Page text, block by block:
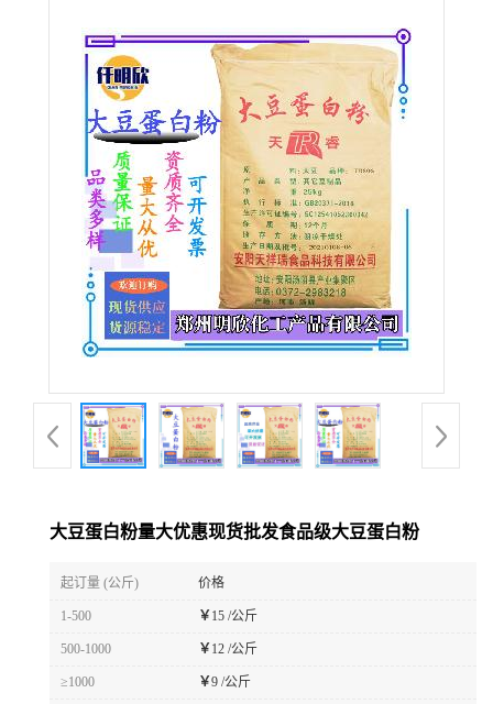
大豆蛋白粉量大优惠现货批发食品级大豆蛋白粉
起订量 (公斤) 价格
1-500 ￥ 15 /公斤
500-1000 ￥ 12 /公斤
≥1000 ￥9 /公斤